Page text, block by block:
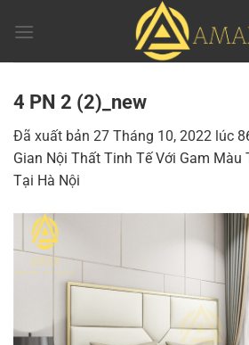
đến
4 PN 2 (2)_new
Đã xuất bản 27 Tháng 10, 2022 lúc
Gian Nội Thất Tinh Tế Với Gam Màu
Tại Hà Nội